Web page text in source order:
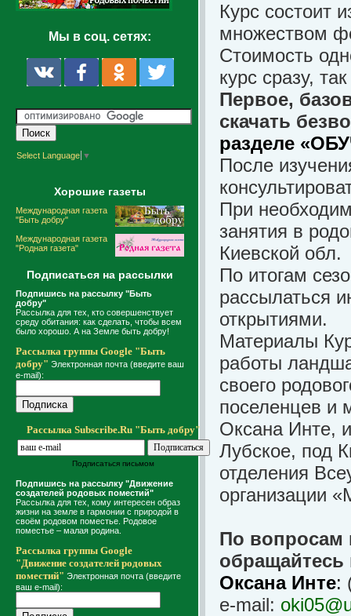
Мы в соц. сетях:
Select Language ▼
Хорошие газеты
Международная газета
"Быть добру"
Международная газета
"Родная газета"
Подписаться на рассылки
Подпишись на рассылку "Быть
добру"
Рассылка для тех, кто совершенствует
среду обитания: как сделать, чтобы всем
было хорошо. А на Земле быть добру!
Рассылка группы Google "Быть
добру" Электронная почта (введите ваш
e-mail):
Рассылка Subscribe.Ru "Быть добру"
Подписаться письмом
Подпишись на рассылку "Движение
создателей родовых поместий"
Рассылка для тех, кому интересен образ
жизни на земле в гармонии с природой в
своём родовом поместье. Родовое
поместье – малая родина.
Рассылка группы Google
"Движение создателей родовых
поместий" Электронная почта (введите
ваш e-mail):
Курс состоит
множеством
Стоимость
курс сразу,
Первое,
скачать
разделе
После
При
занятия в
Киевской обл.
По итогам
рассылаться
открытиями.
Материалы
работы
своего
поселенцев и
Оксана Инте,
Лубское, под
отделения
организации
По вопросам
обращайтесь
Оксана Инте:
e-mail: